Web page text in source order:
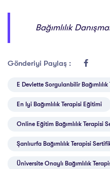
Bağımlılık
Gönderiyi Paylaş :
E Devlette Sorgulanbilir Bağımlılık
En Iyi Bağımlılık Terapisi Eğitimi
Online Eğitim Bağımlılık Terapisi
Şanlıurfa Bağımlılık Terapisi
Üniversite Onaylı Bağımlılık